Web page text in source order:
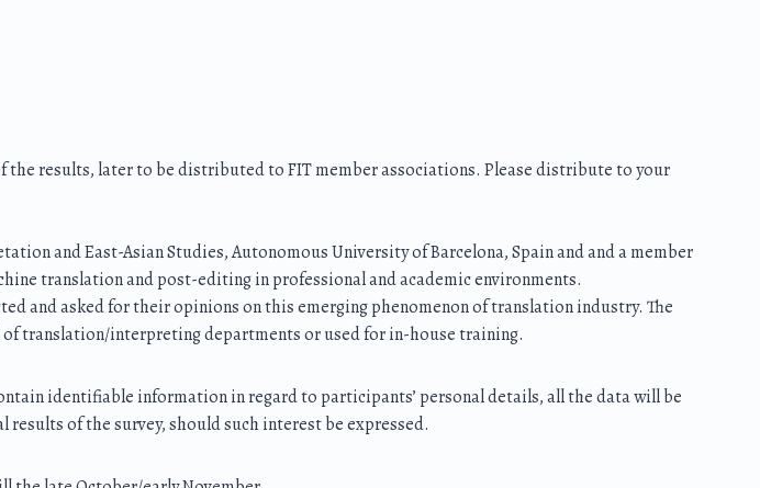
results, later to be distributed to FIT member associations. Please distribute to your
and East-Asian Studies, Autonomous University of Barcelona, Spain and and a member
translation and post-editing in professional and academic environments.
and asked for their opinions on this emerging phenomenon of translation industry. The
translation/interpreting departments or used for in-house training.
identifiable information in regard to participants’ personal details, all the data will be
results of the survey, should such interest be expressed.